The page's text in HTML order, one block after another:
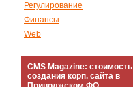
Регулирование
Финансы
Web
CMS Magazine: стоимость
создания корп. сайта в